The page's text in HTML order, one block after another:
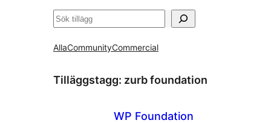
Sök
AllaCommunityCommercial
Tilläggstagg: zurb foundation
WP Foundation